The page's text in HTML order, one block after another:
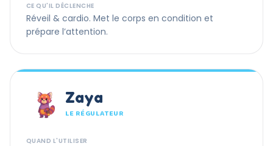
CE QU'IL DÉCLENCHE
Réveil & cardio. Met le corps en condition et
prépare l’attention.
Zaya
LE RÉGULATEUR
QUAND L'UTILISER